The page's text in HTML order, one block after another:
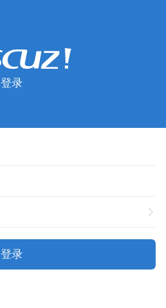
登录
登录